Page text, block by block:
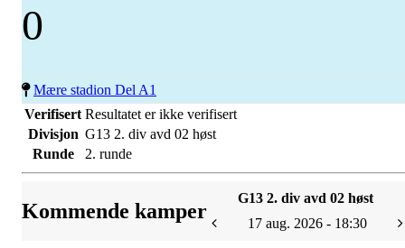
0
Mære stadion Del A1
Verifisert Resultatet er ikke verifisert
Divisjon G13 2. div avd 02 høst
Runde
2. runde
Kommende kamper
G13 2. div avd 02 høst
17 aug. 2026 - 18:30